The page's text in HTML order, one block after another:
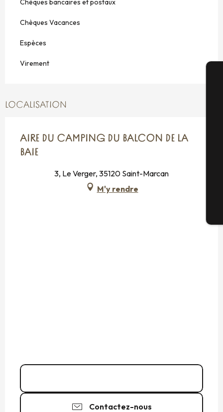
Chèques bancaires et postaux
Chèques Vacances
Espèces
Virement
LOCALISATION
AIRE DU CAMPING DU BALCON DE LA
BAIE
3, Le Verger, 35120 Saint-Marcan
M'y rendre
Contactez-nous